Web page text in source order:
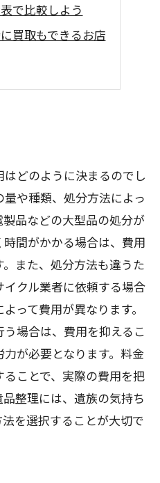
で比較しよう
買取もできるお店
どのように決まるのでし
や種類、処分方法によっ
品などの大型品の処分が
間がかかる場合は、費用
また、処分方法も違うた
クル業者に依頼する場合
って費用が異なります。
場合は、費用を抑えるこ
が必要となります。料金
ことで、実際の費用を把
整理には、遺族の気持ち
を選択することが大切で